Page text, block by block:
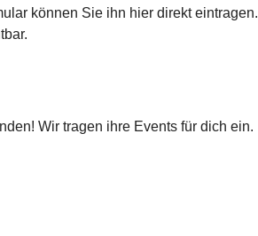
können Sie ihn hier direkt eintragen.
Wir tragen ihre Events für dich ein.